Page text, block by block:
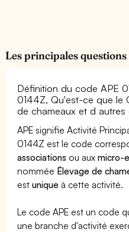
Les principales
Définition du code APE
0144Z, Qu'est-ce que le
de chameaux et d autres
APE signifie Activité
0144Z est le code
associations ou auxmicro-
nommée Élevage de
estunique à cette activité.
Le code APE est un code
une branche d'activité